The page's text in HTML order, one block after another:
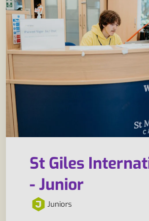
St Giles
- Junior
Juniors